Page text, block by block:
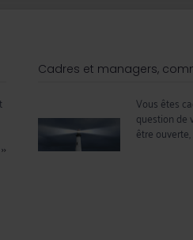
››
Cadres et managers,
Vous êtes
question de
être ouverte,